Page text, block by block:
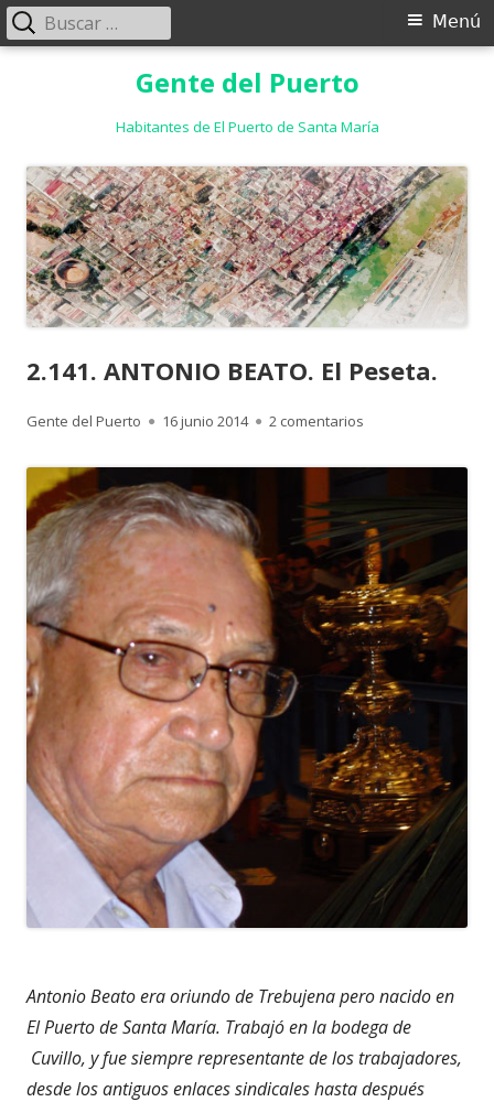
Gente del Puerto
Habitantes de El Puerto de Santa María
Menú
Menú
Buscar:
2.141. ANTONIO BEATO. El Peseta.
Autor
Gente del Puerto
Publicado
16 junio 2014 2 comentarios
Antonio Beato era oriundo de Trebujena pero nacido en
El Puerto de Santa María. Trabajó en la bodega de
Cuvillo, y fue siempre representante de los trabajadores,
desde los antiguos enlaces sindicales hasta después